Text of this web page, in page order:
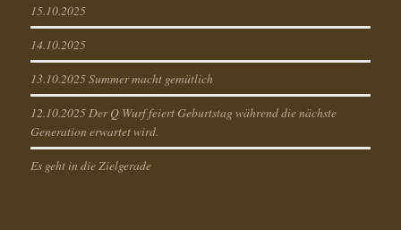
15.10.2025
14.10.2025
13.10.2025 Summer macht gemütlich
12.10.2025 Der Q Wurf feiert Geburtstag während die nächste
Generation erwartet wird.
Es geht in die Zielgerade